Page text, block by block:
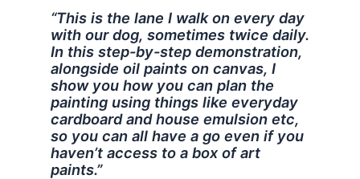
“This is the lane I walk on every day
with our dog, sometimes twice daily.
In this step-by-step demonstration,
alongside oil paints on canvas, I
show you how you can plan the
painting using things like everyday
cardboard and house emulsion etc,
so you can all have a go even if you
haven’t access to a box of art
paints.”